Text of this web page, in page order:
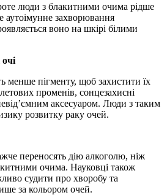
люди з блакитними очима рідше
аутоімунне захворювання
воно на шкірі білими
менше пігменту, щоб захистити їх
променів, сонцезахисні
аксесуаром. Люди з таким
розвитку раку очей.
переносять дію алкоголю, ніж
очима. Науковці також
судити про хворобу та
за кольором очей.